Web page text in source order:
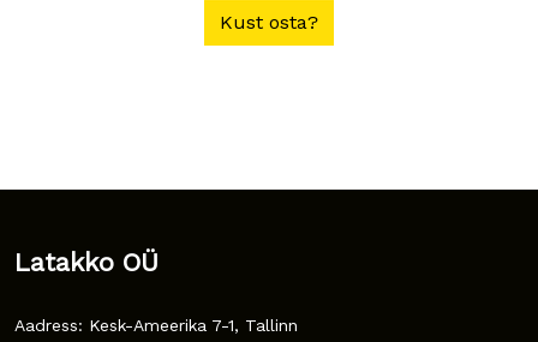
Kust osta?
Latakko OÜ
Aadress: Kesk-Ameerika 7-1, Tallinn